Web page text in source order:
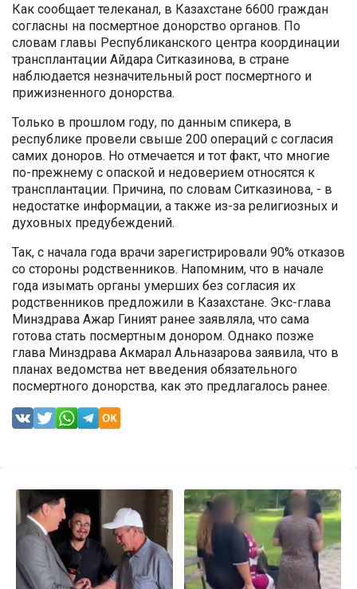
Как сообщает телеканал, в Казахстане 6600 граждан
согласны на посмертное донорство органов. По
словам главы Республиканского центра координации
трансплантации Айдара Ситказинова, в стране
наблюдается незначительный рост посмертного и
прижизненного донорства.
Только в прошлом году, по данным спикера, в
республике провели свыше 200 операций с согласия
самих доноров. Но отмечается и тот факт, что многие
по-прежнему с опаской и недоверием относятся к
трансплантации. Причина, по словам Ситказинова, - в
недостатке информации, а также из-за религиозных и
духовных предубеждений.
Так, с начала года врачи зарегистрировали 90% отказов
со стороны родственников. Напомним, что в начале
года изымать органы умерших без согласия их
родственников предложили в Казахстане. Экс-глава
Минздрава Ажар Гиният ранее заявляла, что сама
готова стать посмертным донором. Однако позже
глава Минздрава Акмарал Альназарова заявила, что в
планах ведомства нет введения обязательного
посмертного донорства, как это предлагалось ранее.